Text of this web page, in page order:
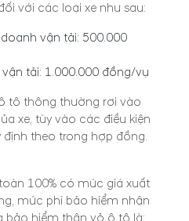
với các loại xe như sau:
vận tải: 500.000
tải: 1.000.000 đồng/vụ
tô thông thường rơi vào
xe, tùy vào các điều kiện
theo trong hợp đồng.
100% có mức giá xuất
mức phí bảo hiểm nhận